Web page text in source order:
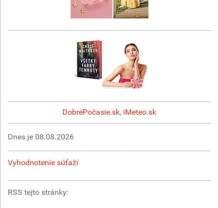
DobréPočasie.sk, iMeteo.sk
Dnes je 08.08.2026
Vyhodnotenie súťaží
RSS tejto stránky: